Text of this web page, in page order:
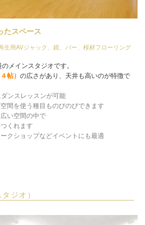
たスペース
生用AVジャック、鏡、バー、桜材フローリング
メインスタジオです。
帖） の広さがあり、天井も高いのが特徴で
ンスレッスンが可能
間を使う種目ものびのびできます
い空間の中で
くれます
クショップなどイベントにも最適
ジオ）